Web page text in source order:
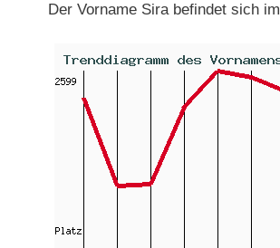
Der Vorname Sira befindet sich im